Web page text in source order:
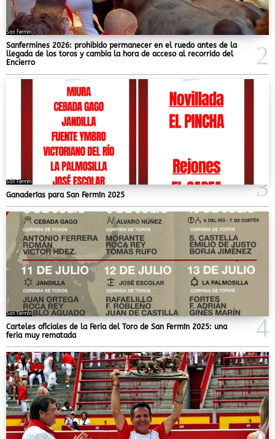
San Fermín
Sanfermines 2026: prohibido permanecer en el ruedo antes de la
llegada de los toros y cambia la hora de acceso al recorrido del
Encierro
San Fermín
Ganaderías para San Fermín 2025
San Fermín
Carteles oficiales de la Feria del Toro de San Fermín 2025: una
feria muy rematada